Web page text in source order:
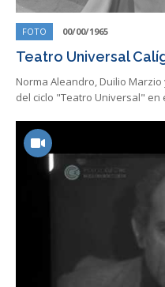
FOTO 00/00/1965
Teatro Universal
Norma Aleandro, Duilio
del ciclo "Teatro Universal" en